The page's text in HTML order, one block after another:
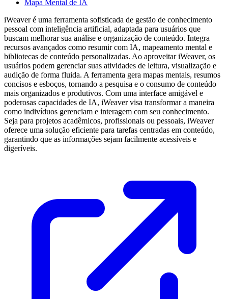
Mapa Mental de IA
iWeaver é uma ferramenta sofisticada de gestão de conhecimento
pessoal com inteligência artificial, adaptada para usuários que
buscam melhorar sua análise e organização de conteúdo. Integra
recursos avançados como resumir com IA, mapeamento mental e
bibliotecas de conteúdo personalizadas. Ao aproveitar iWeaver, os
usuários podem gerenciar suas atividades de leitura, visualização e
audição de forma fluida. A ferramenta gera mapas mentais, resumos
concisos e esboços, tornando a pesquisa e o consumo de conteúdo
mais organizados e produtivos. Com uma interface amigável e
poderosas capacidades de IA, iWeaver visa transformar a maneira
como indivíduos gerenciam e interagem com seu conhecimento.
Seja para projetos acadêmicos, profissionais ou pessoais, iWeaver
oferece uma solução eficiente para tarefas centradas em conteúdo,
garantindo que as informações sejam facilmente acessíveis e
digeríveis.